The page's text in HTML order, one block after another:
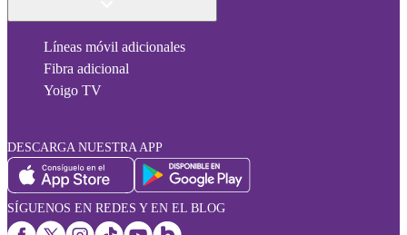
Líneas móvil adicionales
Fibra adicional
Yoigo TV
DESCARGA NUESTRA APP
SÍGUENOS EN REDES Y EN EL BLOG